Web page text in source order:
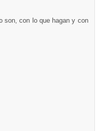
son, con lo que hagan y con